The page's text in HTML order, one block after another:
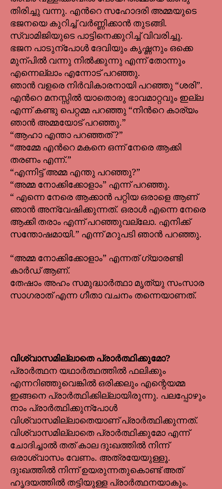
തിരിച്ചു വന്നു. എൻറെ സഹോദരി അമ്മയുടെ
ഭജനയെ കുറിച്ച് വർണ്ണിക്കാൻ തുടങ്ങി.
സ്വാമിജിയുടെ പാട്ടിനെക്കുറിച്ച് വിവരിച്ചു.
ഭജന പാടുന്പോൾ ദേവിയും കൃഷ്ണനും ഒക്കെ
മുന്പിൽ വന്നു നിൽക്കുന്നു എന്ന് തോന്നും
എന്നെല്ലാം എന്നോട് പറഞ്ഞു.
ഞാൻ വളരെ നിർവികാരനായി പറഞ്ഞു “ശരി”.
എൻറെ മനസ്സിൽ യാതൊരു ഭാവമാറ്റവും ഇല്ല
എന്ന് കണ്ടു പെറ്റമ്മ പറഞ്ഞു “നിൻറെ കാര്യം
ഞാൻ അമ്മയോട് പറഞ്ഞു.”
“ആഹാ എന്താ പറഞ്ഞത് ?”
“അമ്മേ എൻറെ മകനെ ഒന്ന് നേരെ ആക്കി
തരണം എന്ന്.”
“എന്നിട്ട് അമ്മ എന്തു പറഞ്ഞു?”
“അമ്മ നോക്കിക്കോളാം” എന്ന് പറഞ്ഞു.
“ എന്നെ നേരെ ആക്കാൻ പറ്റിയ ഒരാളെ ആണ്
ഞാൻ അന്വേഷിക്കുന്നത്. ഒരാൾ എന്നെ നേരെ
ആക്കി തരാം എന്ന് പറഞ്ഞുവല്ലോ. എനിക്ക്
സന്തോഷമായി.” എന്ന് മറുപടി ഞാൻ പറഞ്ഞു.
“അമ്മ നോക്കിക്കോളാം” എന്നത് ഗ്യാരണ്ടി
കാർഡ് ആണ്.
തേഷാം അഹം സമുദ്ധാർത്ഥാ മൃത്യു സംസാര
സാഗരാത് എന്ന ഗീതാ വചനം തന്നെയാണത്.
വിശ്വാസമില്ലാതെ പ്രാർത്ഥിക്കുമോ?
പ്രാർത്ഥന യഥാർത്ഥത്തിൽ ഫലിക്കും
എന്നറിഞ്ഞുവെങ്കിൽ ഒരിക്കലും എന്റെയമ്മ
ഇങ്ങനെ പ്രാർത്ഥിക്കില്ലായിരുന്നു. പലപ്പോഴും
നാം പ്രാർത്ഥിക്കുന്പോൾ
വിശ്വാസമില്ലാതെയാണ് പ്രാർത്ഥിക്കുന്നത്.
വിശ്വാസമില്ലാതെ പ്രാർത്ഥിക്കുമോ എന്ന്
ചോദിച്ചാൽ തത് കാല ദുഃഖത്തിൽ നിന്ന്
ഒരാശ്വാസം വേണം. അത്രയേയുള്ളൂ.
ദുഃഖത്തിൽ നിന്ന് ഉയരുന്നതുകൊണ്ട് അത്
ഹൃദയത്തിൽ തട്ടിയുള്ള പ്രാർത്ഥനയാകും.